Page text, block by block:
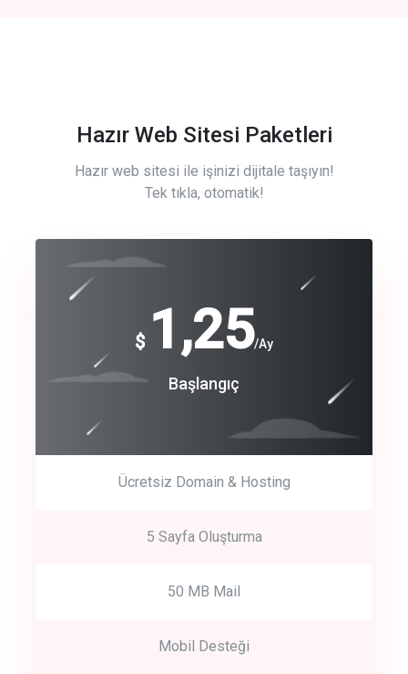
Hazır Web Sitesi Paketleri
Hazır web sitesi ile işinizi dijitale taşıyın!
Tek tıkla, otomatik!
$ 1,25/Ay
Başlangıç
Ücretsiz Domain & Hosting
5 Sayfa Oluşturma
50 MB Mail
Mobil Desteği
Free
Basic